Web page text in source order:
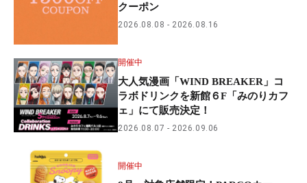
クーポン
2026.08.08 2026.08.16
開催中
大人気漫画「WIND BREAKER」コ
ラボドリンクを新館６F「みのりカフ
ェ」にて販売決定！
2026.08.07 2026.09.06
開催中